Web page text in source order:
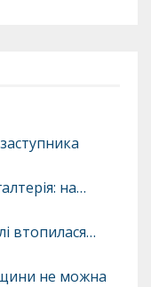
на…
втопилася…
не можна